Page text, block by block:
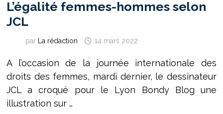
L’égalité femmes-hommes selon
JCL
par La rédaction 14 mars 2022
A l’occasion de la journée internationale des
droits des femmes, mardi dernier, le dessinateur
JCL a croqué pour le Lyon Bondy Blog une
illustration sur …